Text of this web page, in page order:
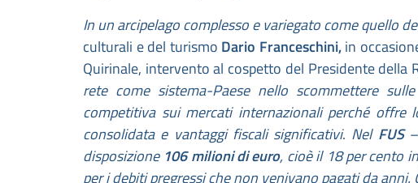
In un arcipelago complesso e variegato come quello
culturali e del turismo Dario Franceschini,in
Quirinale, intervento al cospetto del Presidente della
rete come sistema-Paese nello scommettere
competitiva sui mercati internazionali perché offre
consolidata e vantaggi fiscali significativi. Nel FUS
disposizione 106 milioni di euro, cioè il 18 per cento
per i debiti pregressi che non venivano pagati da